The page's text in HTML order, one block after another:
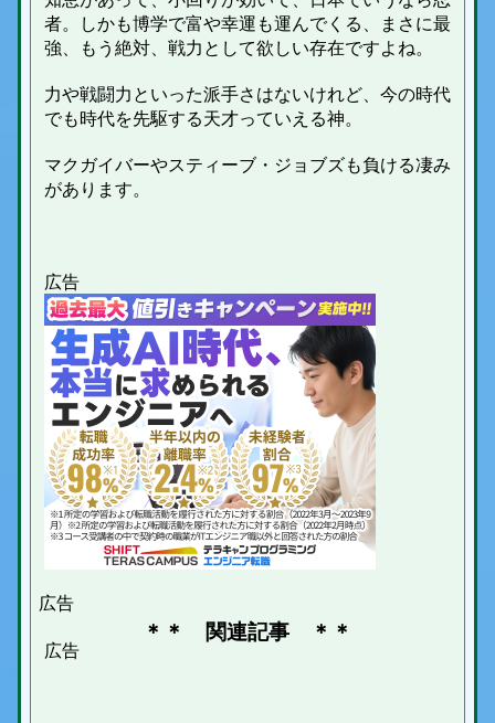
者。しかも博学で富や幸運も運んでくる、まさに最
強、もう絶対、戦力として欲しい存在ですよね。
力や戦闘力といった派手さはないけれど、今の時代
でも時代を先駆する天才っていえる神。
マクガイバーやスティーブ・ジョブズも負ける凄み
があります。
＊＊ 関連記事 ＊＊